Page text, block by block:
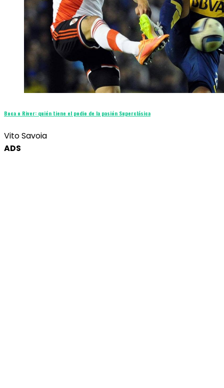
Boca o River: quién tiene el podio de la pasión Superclásica
Vito Savoia
ADS